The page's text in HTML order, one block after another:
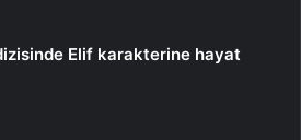
Elif karakterine hayat